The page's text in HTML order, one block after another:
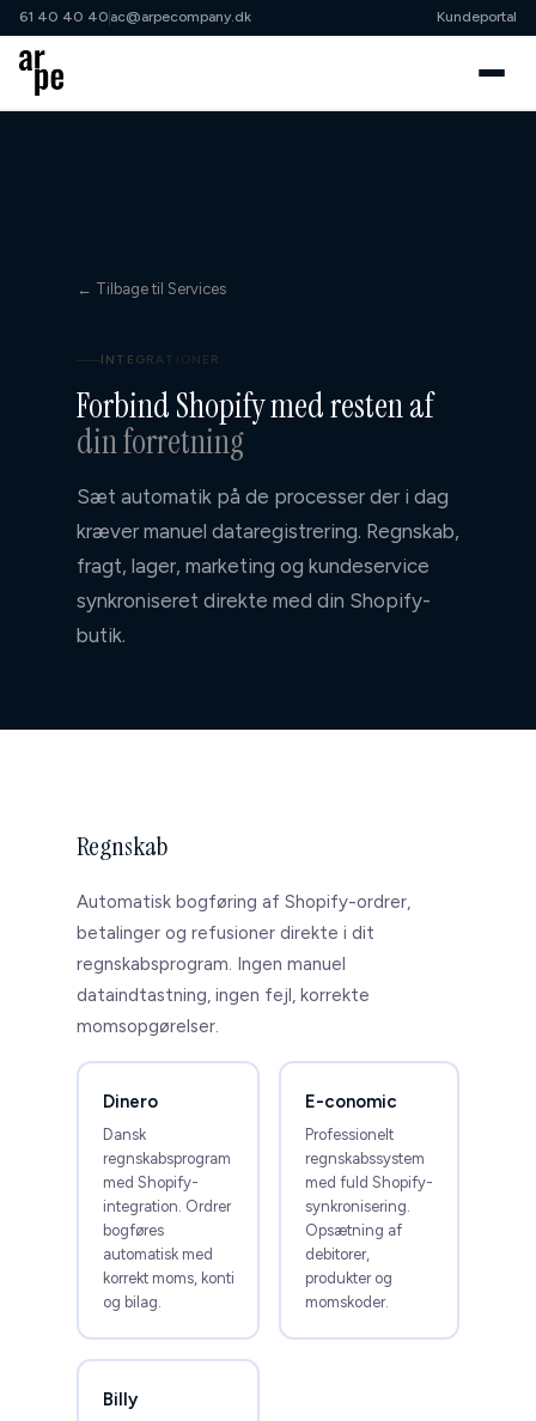
61 40 40 40 ac@arpecompany.dk Kundeportal
↳ Shopify Growth Partner
↳ Shopify Advisory
↳ Projekt
Services
↳ Integrationer
↳ Support
↳ Interne værktøjer
Referencer
Kundeservice
← Tilbage til Services
INTEGRATIONER
Forbind Shopify med resten af
din forretning
Sæt automatik på de processer der i dag
kræver manuel dataregistrering. Regnskab,
fragt, lager, marketing og kundeservice
synkroniseret direkte med din Shopify-
butik.
Regnskab
Automatisk bogføring af Shopify-ordrer,
betalinger og refusioner direkte i dit
regnskabsprogram. Ingen manuel
dataindtastning, ingen fejl, korrekte
momsopgørelser.
Dinero
Dansk
regnskabsprogram
med Shopify-
integration. Ordrer
bogføres
automatisk med
korrekt moms, konti
og bilag.
E-conomic
Professionelt
regnskabssystem
med fuld Shopify-
synkronisering.
Opsætning af
debitorer,
produkter og
momskoder.
Billy